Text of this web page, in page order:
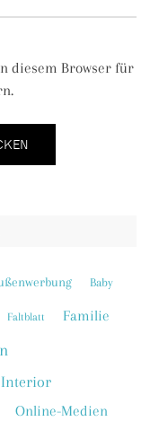
diesem Browser für
Baby
Faltblatt Familie
Interior
Online-Medien